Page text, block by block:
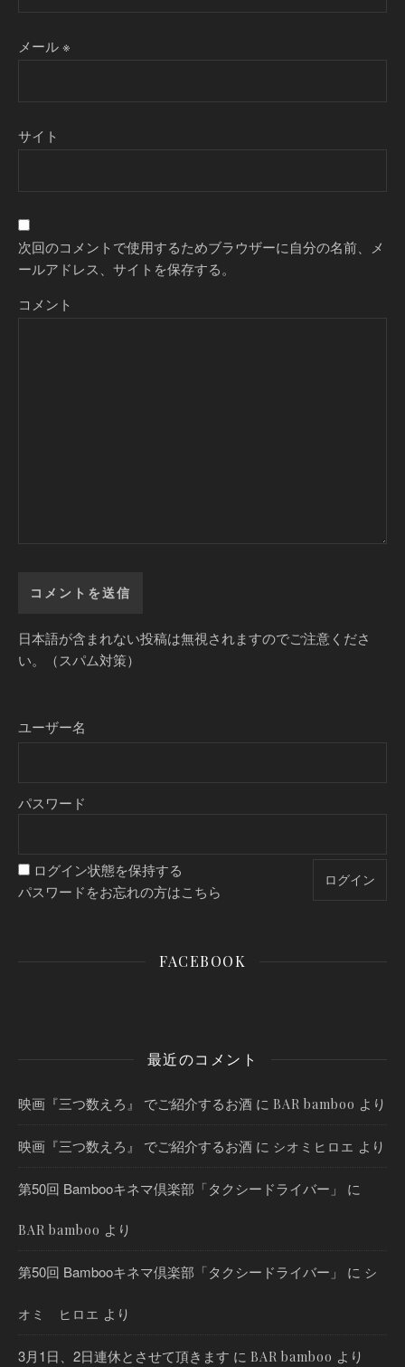
メール※
サイト
次回のコメントで使用するためブラウザーに自分の名前、メ
ールアドレス、サイトを保存する。
コメント
日本語が含まれない投稿は無視されますのでご注意くださ
い。（スパム対策）
ユーザー名
パスワード
ログイン状態を保持する
パスワードをお忘れの方はこちら
FACEBOOK
最近のコメント
映画『三つ数えろ』 でご紹介するお酒 に BAR bamboo より
映画『三つ数えろ』 でご紹介するお酒 に シオミヒロエ より
第50回 Bambooキネマ倶楽部「タクシードライバー」 に
BAR bamboo より
第50回 Bambooキネマ倶楽部「タクシードライバー」 に シ
オミ ヒロエ より
3月1日、2日連休とさせて頂きます に BAR bamboo より